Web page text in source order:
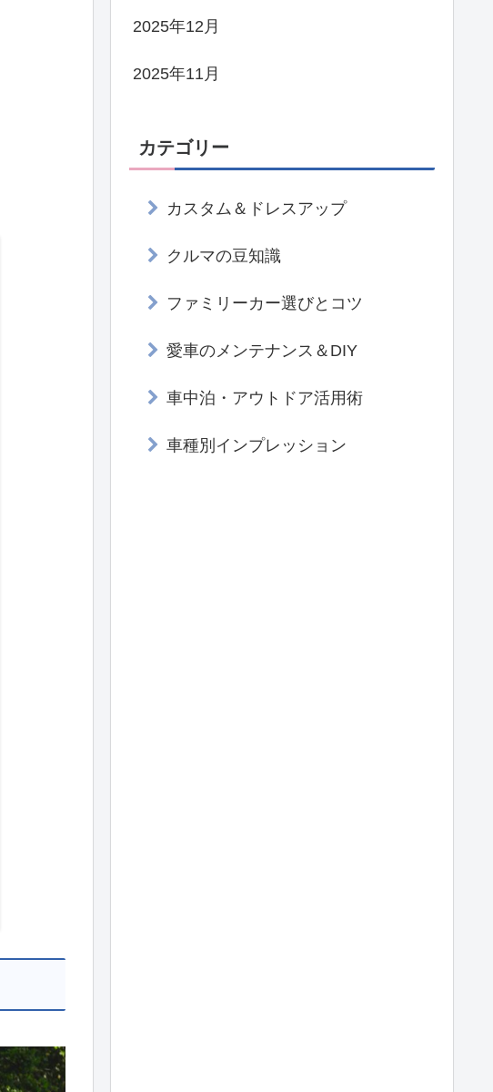
2025年12月
2025年11月
カテゴリー
カスタム＆ドレスアップ
クルマの豆知識
ファミリーカー選びとコツ
愛車のメンテナンス＆DIY
車中泊・アウトドア活用術
車種別インプレッション